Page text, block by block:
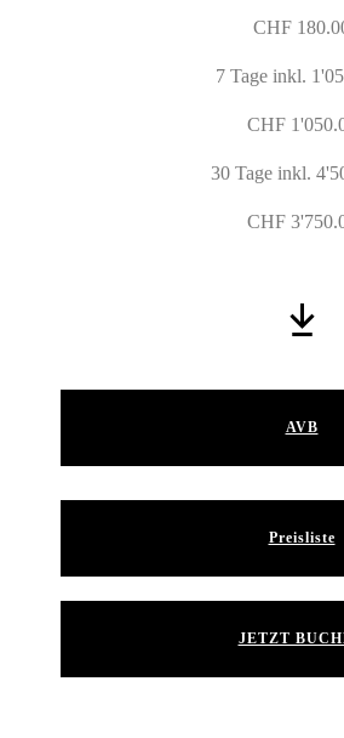
CHF
7 Tage inkl.
CHF
30 Tage inkl.
CHF
AVB
Preisliste
JETZT